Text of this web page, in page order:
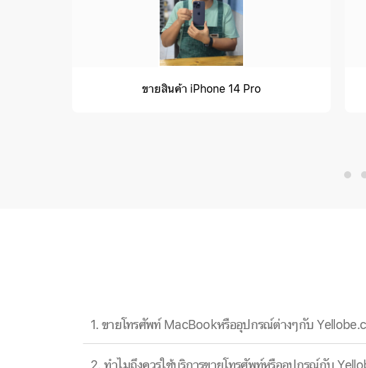
ขายสินค้า iPhone 14 Pro
1. ขายโทรศัพท์ MacBookหรืออุปกรณ์ต่างๆกับ